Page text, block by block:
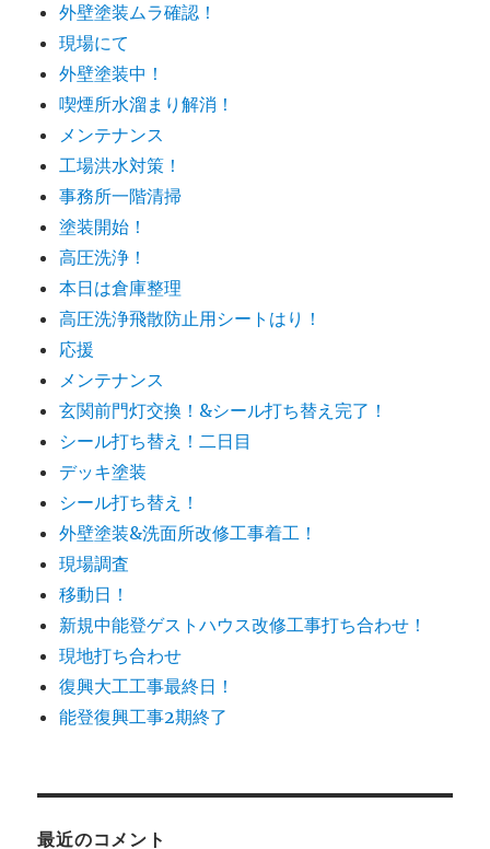
外壁塗装ムラ確認！
現場にて
外壁塗装中！
喫煙所水溜まり解消！
メンテナンス
工場洪水対策！
事務所一階清掃
塗装開始！
高圧洗浄！
本日は倉庫整理
高圧洗浄飛散防止用シートはり！
応援
メンテナンス
玄関前門灯交換！&シール打ち替え完了！
シール打ち替え！二日目
デッキ塗装
シール打ち替え！
外壁塗装&洗面所改修工事着工！
現場調査
移動日！
新規中能登ゲストハウス改修工事打ち合わせ！
現地打ち合わせ
復興大工工事最終日！
能登復興工事2期終了
最近のコメント